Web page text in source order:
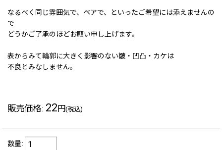
なるべく同じ雰囲気で、ペアで、といったご希望には添えませんの
で
どうかご了承のほどお願い申し上げます。
表からみて輪郭に大きく影響のない皺・凹凸・カケは
不良とみなしません。
販売価格: 22円(税込)
数量: